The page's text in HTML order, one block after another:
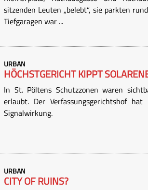
sitzenden Leuten „belebt“, sie parkten
Tiefgaragen war ...
URBAN
HÖCHSTGERICHT KIPPT
In St. Pöltens Schutzzonen waren
erlaubt. Der Verfassungsgerichtshof
Signalwirkung.
URBAN
CITY OF RUINS?